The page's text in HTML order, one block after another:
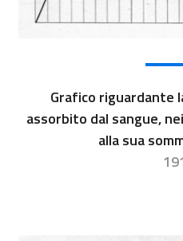
Grafico riguardante
assorbito dal sangue,
alla sua